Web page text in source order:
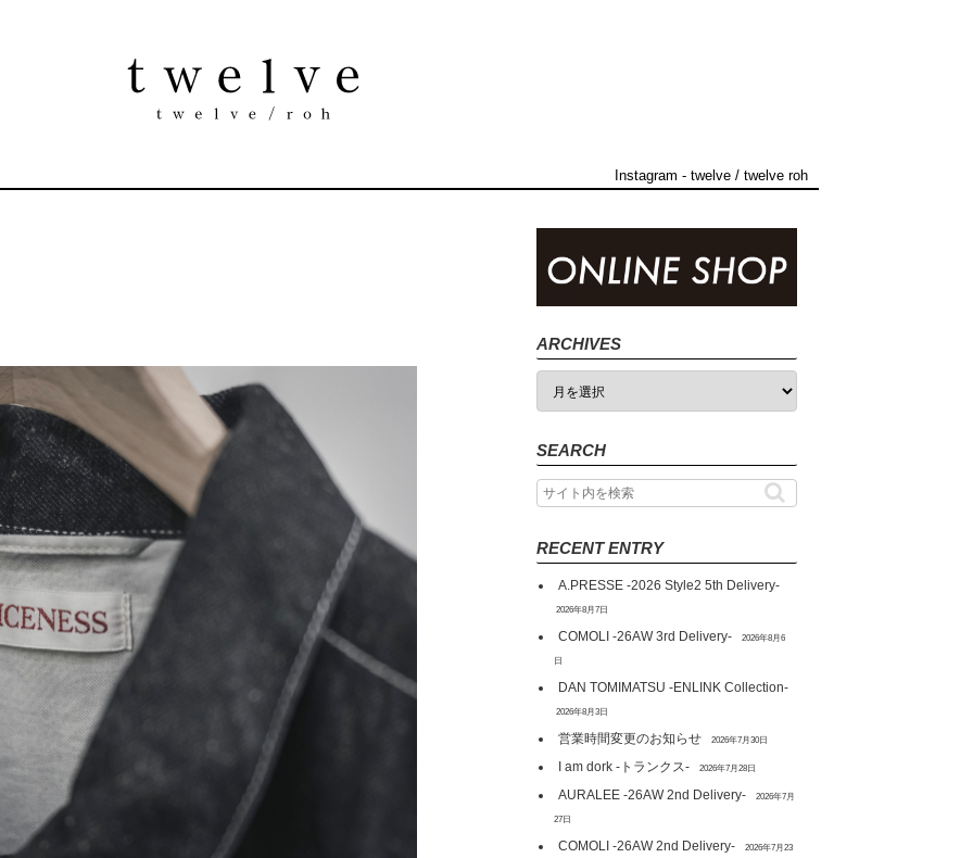
Instagram - twelve / twelve roh
ARCHIVES
SEARCH
RECENT ENTRY
A.PRESSE -2026 Style2 5th Delivery-
2026年8月7日
COMOLI -26AW 3rd Delivery- 2026年8月6
日
DAN TOMIMATSU -ENLINK Collection-
2026年8月3日
営業時間変更のお知らせ 2026年7月30日
I am dork -トランクス- 2026年7月28日
AURALEE -26AW 2nd Delivery- 2026年7月
27日
COMOLI -26AW 2nd Delivery- 2026年7月23